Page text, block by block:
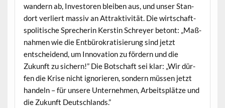
wan­dern ab, Inve­storen bleiben aus, und unser Stan­
dort ver­liert mas­siv an Attrak­tiv­ität. Die wirtschaft­
spoli­tis­che Sprecherin Ker­stin Schrey­er betont: „Maß­
nah­men wie die Ent­bürokratisierung sind jet­zt
entschei­dend, um Inno­va­tion zu fördern und die
Zukun­ft zu sich­ern!” Die Botschaft sei klar: „Wir dür­
fen die Krise nicht ignori­eren, son­dern müssen jet­zt
han­deln – für unsere Unternehmen, Arbeit­splätze und
die Zukun­ft Deutschlands.”